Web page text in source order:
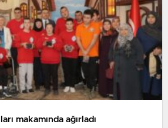
makamında ağırladı